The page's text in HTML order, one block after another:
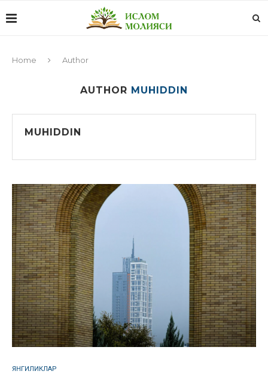
Home Author
AUTHOR MUHIDDIN
MUHIDDIN
ЯНГИЛИКЛАР